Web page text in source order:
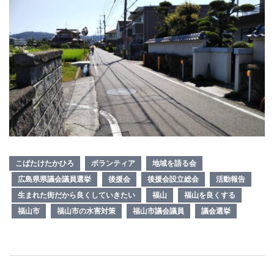
こばたけたかひろ ボランティア
地域を語る会
広島県県議会議員選挙
後援会 後援会設立総会
活動報告
生まれた街だから良くしていきたい
福山
福山を良くする
福山市
福山市の水害対策 福山市議会議員 議会選挙